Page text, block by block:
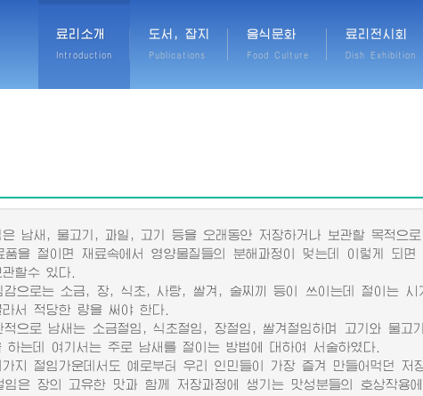
료리소개
Introduction
도서, 잡지
Publications
음식문화
Food Culture
료리전시회
Dish Exhibition
남새, 물고기, 과일, 고기 등을 오래동안 저장하거나 보관할 목적으로
절이면 재료속에서 영양물질들의 분해과정이 멎는데 이렇게 되면
할수 있다.
로는 소금, 장, 식초, 사탕, 쌀겨, 술찌끼 등이 쓰이는데 절이는 시
서 적당한 량을 써야 한다.
로 남새는 소금절임, 식초절임, 장절임, 쌀겨절임하며 고기와 물고
하는데 여기서는 주로 남새를 절이는 방법에 대하여 서술하였다.
절임가운데서도 예로부터 우리 인민들이 가장 즐겨 만들어먹던 저장
장의 고유한 맛과 함께 저장과정에 생기는 맛성분들의 호상작용